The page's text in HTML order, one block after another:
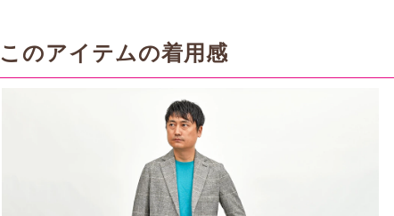
このアイテムの着用感